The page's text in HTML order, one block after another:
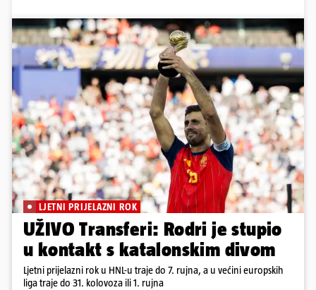
LJETNI PRIJELAZNI ROK
UŽIVO Transferi: Rodri je stupio
u kontakt s katalonskim divom
Ljetni prijelazni rok u HNL-u traje do 7. rujna, a u većini europskih
liga traje do 31. kolovoza ili 1. rujna